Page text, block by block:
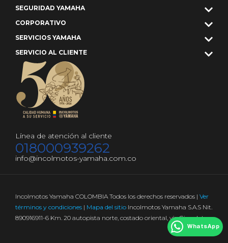
WhatsApp
SEGURIDAD YAMAHA
CORPORATIVO
SERVICIOS YAMAHA
SERVICIO AL CLIENTE
Línea de atención al cliente
018000939262
info@incolmotos-yamaha.com.co
Incolmotos Yamaha COLOMBIA Todos los derechos reservados | Ver
términos y condiciones | Mapa del sitio Incolmotos Yamaha S.A.S Nit.
890916911-6 Km. 20 autopista norte, costado oriental, vía Girardota